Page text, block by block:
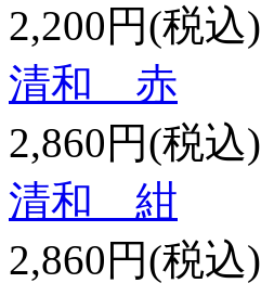
2,200円(税込)
清和 赤
2,860円(税込)
清和 紺
2,860円(税込)